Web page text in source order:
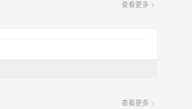
查看更多
查看更多